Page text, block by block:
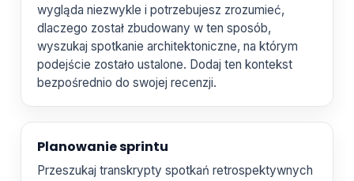
wygląda niezwykle i potrzebujesz zrozumieć,
dlaczego został zbudowany w ten sposób,
wyszukaj spotkanie architektoniczne, na którym
podejście zostało ustalone. Dodaj ten kontekst
bezpośrednio do swojej recenzji.
Planowanie sprintu
Przeszukaj transkrypty spotkań retrospektywnych